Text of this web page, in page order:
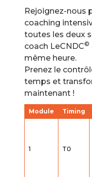
Rejoignez-nous
coaching
toutes les deux
coach LeCNDC©
même heure.
Prenez le
temps et
maintenant !
Module Timing
1 T0